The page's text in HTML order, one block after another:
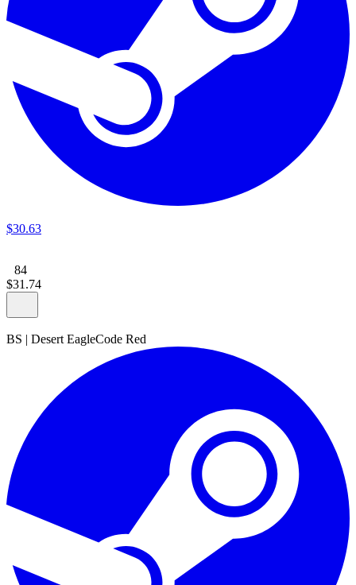
$30.63
84
$31 .74
BS | Desert EagleCode Red